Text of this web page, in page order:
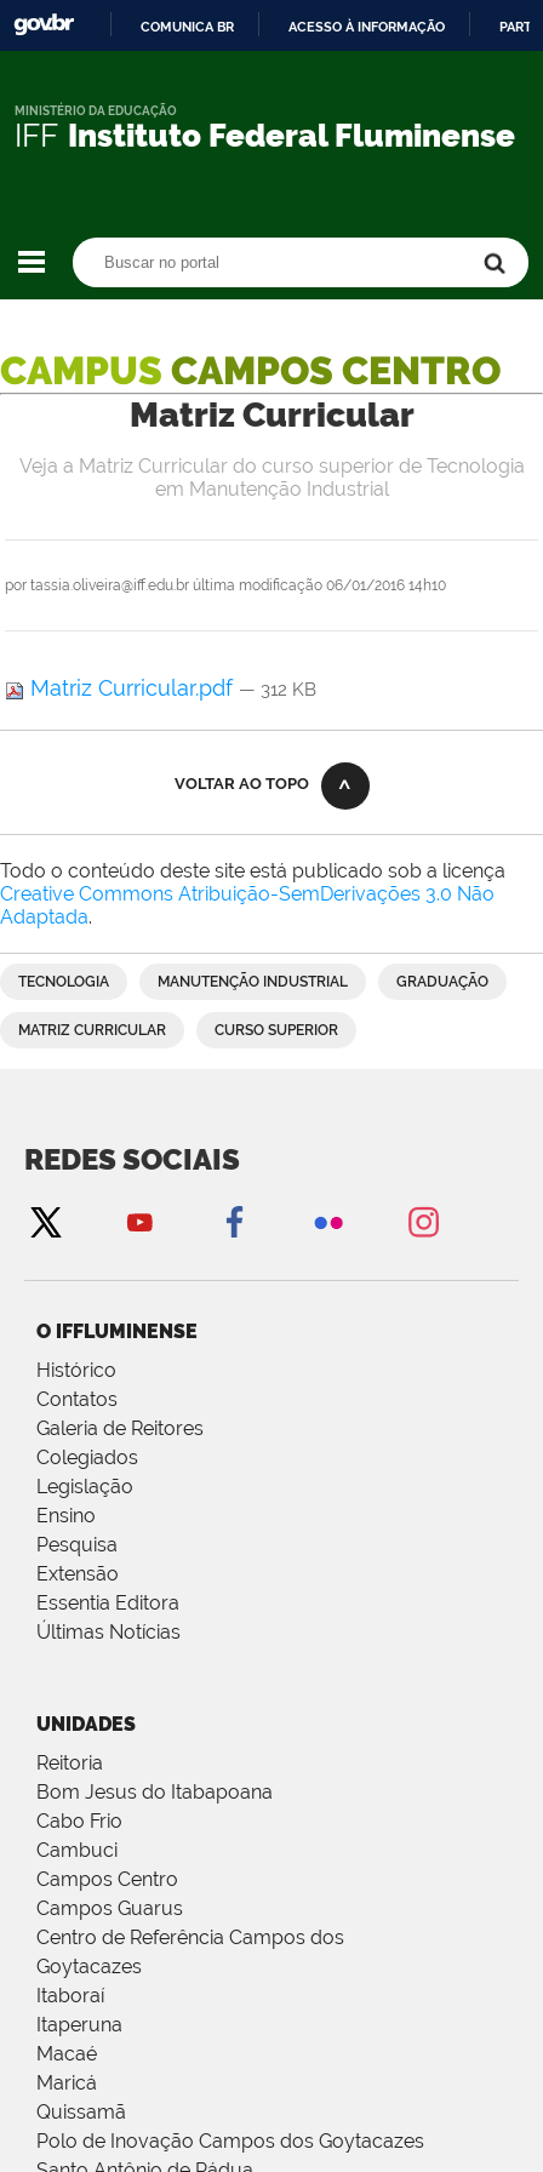
CONTEÚDO
COMUNICA BR ACESSO À INFORMAÇÃO
IFF Instituto Federal Fluminense
MINISTÉRIO DA EDUCAÇÃO
CAMPUS CAMPOS CENTRO
Matriz Curricular
por tassia.oliveira@iff.edu.br última modificação 06/01/2016 14h10
Veja a Matriz Curricular do curso superior de Tecnologia
em Manutenção Industrial
Matriz Curricular.pdf — 312 KB
VOLTAR AO TOPO
Todo o conteúdo deste site está publicado sob a licença
Creative Commons Atribuição-SemDerivações 3.0 Não
Adaptada.
TECNOLOGIA MANUTENÇÃO INDUSTRIAL GRADUAÇÃO
MATRIZ CURRICULAR CURSO SUPERIOR
REDES SOCIAIS
O IFFLUMINENSE
Histórico
Contatos
Galeria de Reitores
Colegiados
Legislação
Ensino
Pesquisa
Extensão
Essentia Editora
Últimas Notícias
UNIDADES
Reitoria
Bom Jesus do Itabapoana
Cabo Frio
Cambuci
Campos Centro
Campos Guarus
Centro de Referência Campos dos
Goytacazes
Itaboraí
Itaperuna
Macaé
Maricá
Quissamã
Polo de Inovação Campos dos Goytacazes